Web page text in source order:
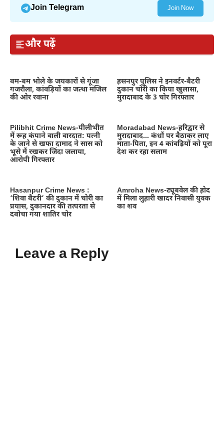
Join Telegram Join Now
और पढ़ें
बम-बम भोले के जयकारों से गूंजा
गजरौला, कांवड़ियों का जत्था मंजिल
की ओर रवाना
हसनपुर पुलिस ने इनवर्टर-बैटरी
दुकान चोरी का किया खुलासा,
मुरादाबाद के 3 चोर गिरफ्तार
Pilibhit Crime News-पीलीभीत
में रूह कंपाने वाली वारदात: पत्नी
के जाने से खफा दामाद ने सास को
भूसे में रखकर जिंदा जलाया,
आरोपी गिरफ्तार
Moradabad News-हरिद्वार से
मुरादाबाद… कंधों पर बैठाकर लाए
माता-पिता, इन 4 कांवड़ियों को पूरा
देश कर रहा सलाम
Hasanpur Crime News :
‘शिवा बैटरी’ की दुकान में चोरी का
प्रयास, दुकानदार की तत्परता से
दबोचा गया शातिर चोर
Amroha News-ट्यूबवेल की होद
में मिला लुहारी खादर निवासी युवक
का शव
Leave a Reply